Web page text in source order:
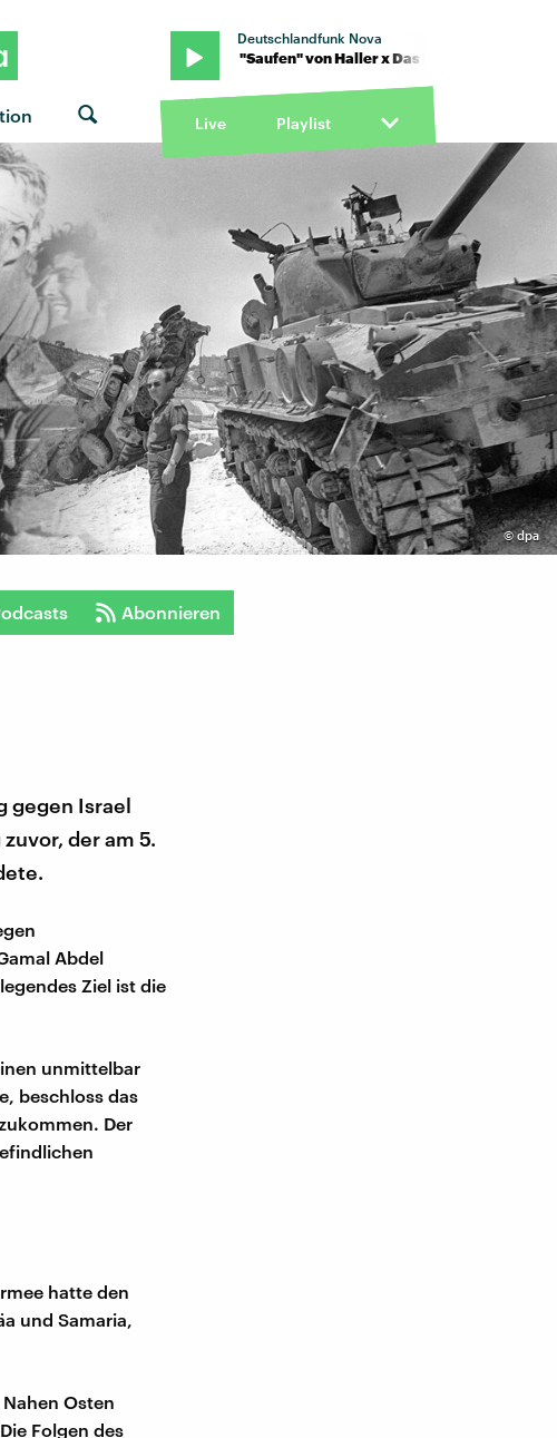
Deutschlandfunk Nova
Lumpenpack · "Saufen" von Haller x Das Lumpenpack · "Saufen" von
Live Playlist
©dpa
Abonnieren
gegen Israel
der am 5.
Abdel
Ziel ist die
unmittelbar
beschloss das
Der
hatte den
und Samaria,
Osten
Folgen des